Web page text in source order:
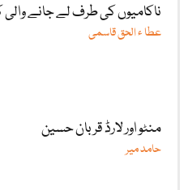
ناکامیوں کی طرف لے جانے والی
عطا ء الحق قاسمی
منٹو اور لارڈ قربان حسین
حامد میر